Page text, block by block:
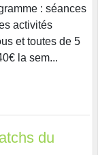
: séances
activités
et toutes de 5
la sem...
du